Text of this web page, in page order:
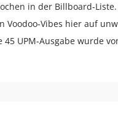
in der Billboard-
Vibes hier auf
UPM-Ausgabe wurde